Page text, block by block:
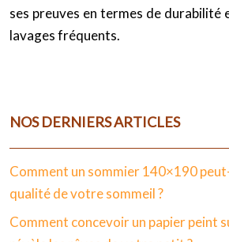
ses preuves en termes de durabilité
lavages fréquents.
NOS DERNIERS ARTICLES
Comment un sommier 140×190
qualité de votre sommeil ?
Comment concevoir un papier peint